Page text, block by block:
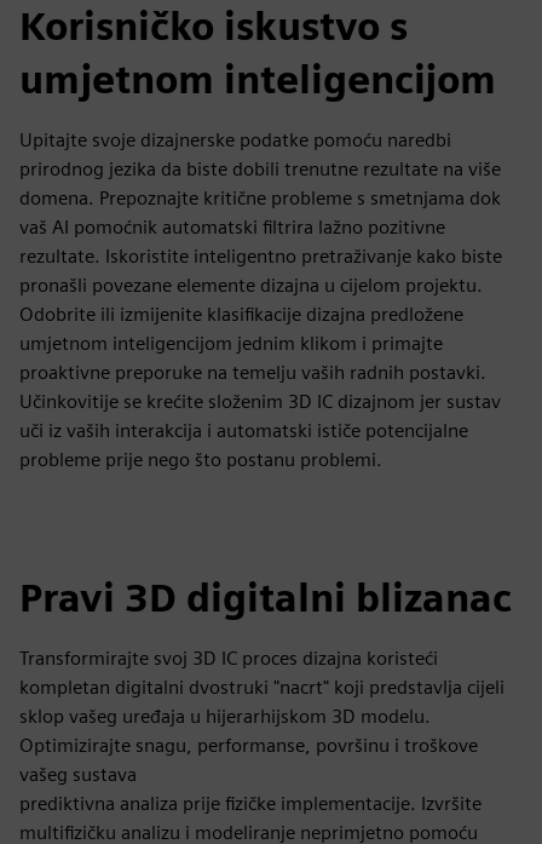
Korisničko iskustvo s
umjetnom inteligencijom
Upitajte svoje dizajnerske podatke pomoću naredbi
prirodnog jezika da biste dobili trenutne rezultate na više
domena. Prepoznajte kritične probleme s smetnjama dok
vaš AI pomoćnik automatski filtrira lažno pozitivne
rezultate. Iskoristite inteligentno pretraživanje kako biste
pronašli povezane elemente dizajna u cijelom projektu.
Odobrite ili izmijenite klasifikacije dizajna predložene
umjetnom inteligencijom jednim klikom i primajte
proaktivne preporuke na temelju vaših radnih postavki.
Učinkovitije se krećite složenim 3D IC dizajnom jer sustav
uči iz vaših interakcija i automatski ističe potencijalne
probleme prije nego što postanu problemi.
Pravi 3D digitalni blizanac
Transformirajte svoj 3D IC proces dizajna koristeći
kompletan digitalni dvostruki "nacrt" koji predstavlja cijeli
sklop vašeg uređaja u hijerarhijskom 3D modelu.
Optimizirajte snagu, performanse, površinu i troškove
vašeg sustava
prediktivna analiza prije fizičke implementacije. Izvršite
multifizičku analizu i modeliranje neprimjetno pomoću